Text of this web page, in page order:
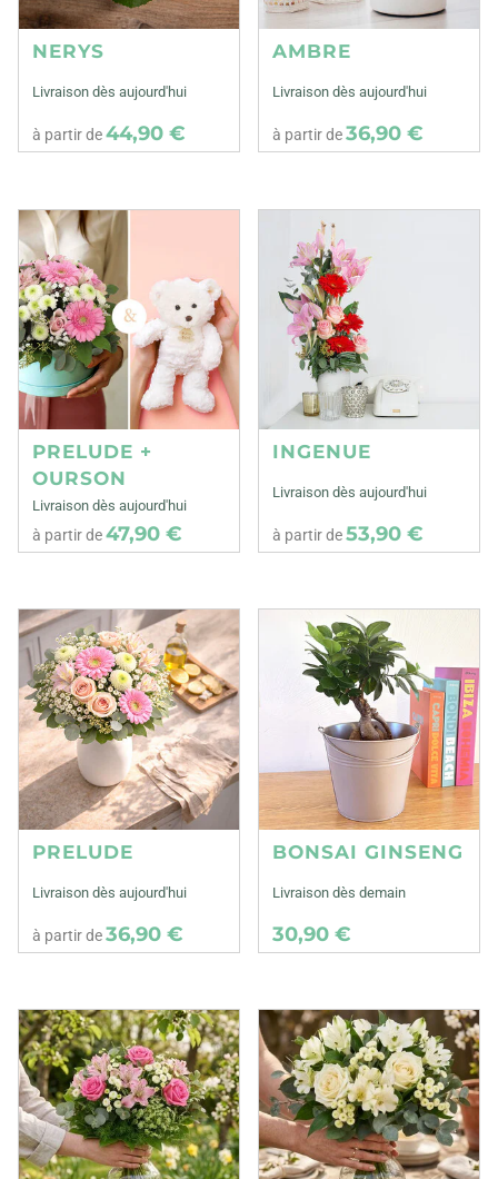
NERYS
Livraison dès aujourd'hui
à partir de44,90 €
AMBRE
Livraison dès aujourd'hui
à partir de36,90 €
PRELUDE +
OURSON
Livraison dès aujourd'hui
à partir de47,90 €
INGENUE
Livraison dès aujourd'hui
à partir de53,90 €
PRELUDE
Livraison dès aujourd'hui
à partir de36,90 €
BONSAI GINSENG
Livraison dès demain
30,90 €